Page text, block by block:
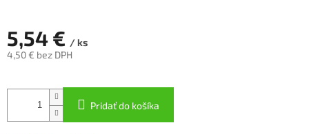
5,54 € / ks
4,50 € bez DPH
cena:
Pridať do košíka